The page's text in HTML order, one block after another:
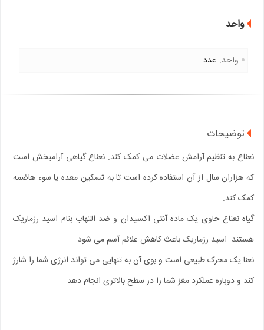
واحد
واحد: عدد
توضیحات
نعناع به تنظیم آرامش عضلات می کمک کند. نعناع گیاهی آرامبخش است
که هزاران سال از آن استفاده کرده است تا به تسکین معده یا سوء هاضمه
کمک کند.
گیاه نعناع حاوی یک ماده آنتی اکسیدان و ضد التهاب بنام اسید رزماریک
هستند. اسید رزماریک باعث کاهش علائم آسم می شود.
نعنا یک محرک طبیعی است و بوی آن به تنهایی می تواند انرژی شما را شارژ
کند و دوباره عملکرد مغز شما را در سطح بالاتری انجام دهد.